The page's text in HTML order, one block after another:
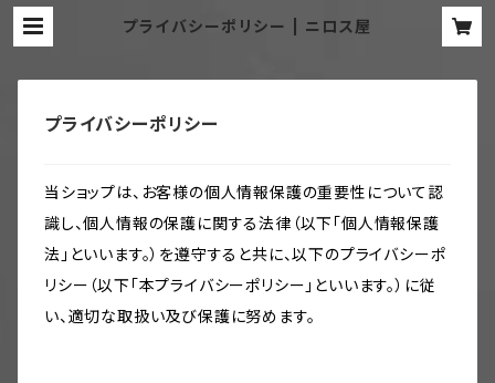
プライバシーポリシー | ニロス屋
プライバシーポリシー
当ショップは、お客様の個人情報保護の重要性について認
識し、個人情報の保護に関する法律（以下「個人情報保護
法」といいます。）を遵守すると共に、以下のプライバシーポ
リシー（以下「本プライバシーポリシー」といいます。）に従
い、適切な取扱い及び保護に努めます。